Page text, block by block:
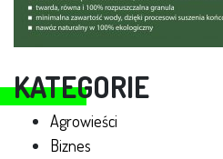
KATEGORIE
Agrowieści
Biznes